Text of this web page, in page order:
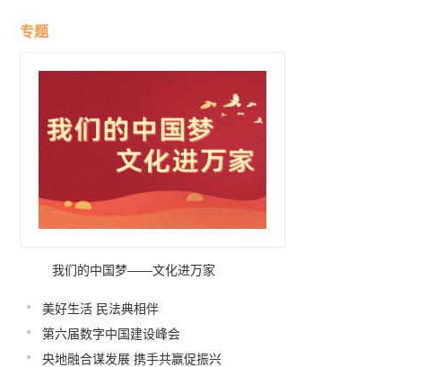
专题
我们的中国梦——文化进万家
美好生活 民法典相伴
第六届数字中国建设峰会
央地融合谋发展 携手共赢促振兴